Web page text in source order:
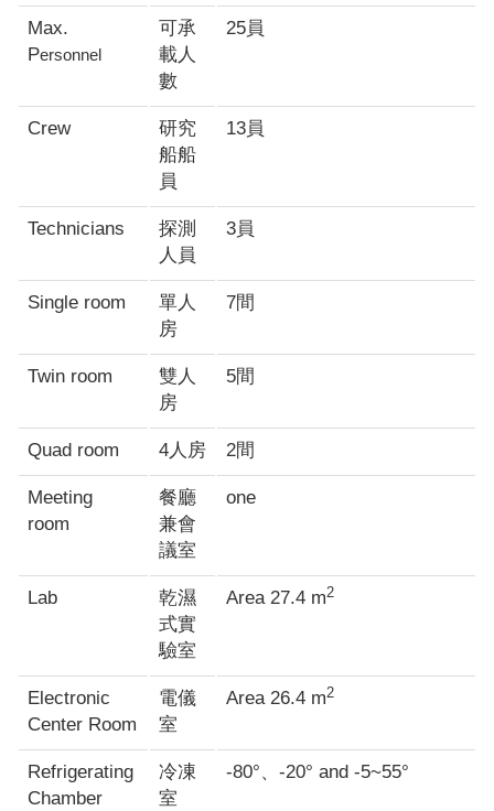
Max.
Personnel
可承
載人
數
25員
Crew
研究
船船
員
13員
Technicians
探測
人員
3員
Single room
單人
房
7間
Twin room
雙人
房
5間
Quad room 4人房 2間
Meeting
room
餐廳
兼會
議室
one
Lab
乾濕
式實
驗室
Area 27.4 m2
Electronic
Center Room
電儀
室
Area 26.4 m2
Refrigerating
Chamber
冷凍
室
-80°、-20° and -5~55°